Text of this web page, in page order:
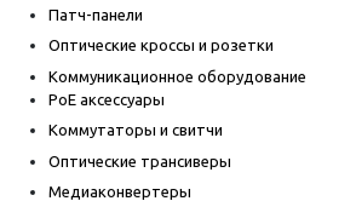
Патч-панели
Оптические кроссы и розетки
Коммуникационное оборудование
PoE аксессуары
Коммутаторы и свитчи
Оптические трансиверы
Медиаконвертеры